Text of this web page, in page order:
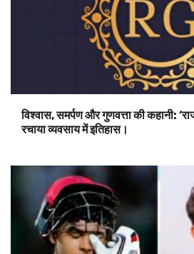
विश्वास, समर्पण और गुणवत्ता की कहानी:
रचाया व्यवसाय में इतिहास।